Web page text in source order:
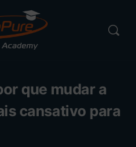
que mudar a
cansativo para